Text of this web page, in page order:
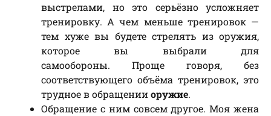
выстрелами, но это серьёзно усложняет
тренировку. А чем меньше тренировок —
тем хуже вы будете стрелять из оружия,
которое вы выбрали для
самообороны. Проще говоря, без
соответствующего объёма тренировок, это
трудное в обращении оружие.
Обращение с ним совсем другое. Моя жена